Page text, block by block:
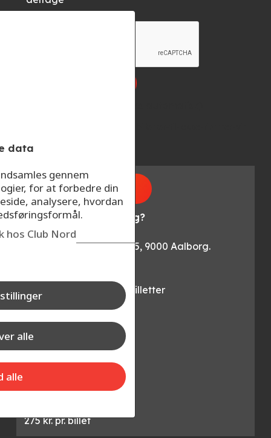
Læs om oplevelsen
Lasse Rimmer : virkelig?
Fredag den 2. maj
Skråen, Kjellerups Torv 5, 9000 Aalborg.
Vi finder 2 vindere á 2 billetter
Konkurrenceperiode:
Frem til 21. april 2025
Vi finder en vinder:
275 kr. pr. billet
data
gennem
for at forbedre din
analysere, hvordan
hos Club Nord
alle
alle